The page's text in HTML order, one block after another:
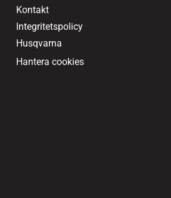
Kontakt
Integritetspolicy
Husqvarna
Hantera cookies